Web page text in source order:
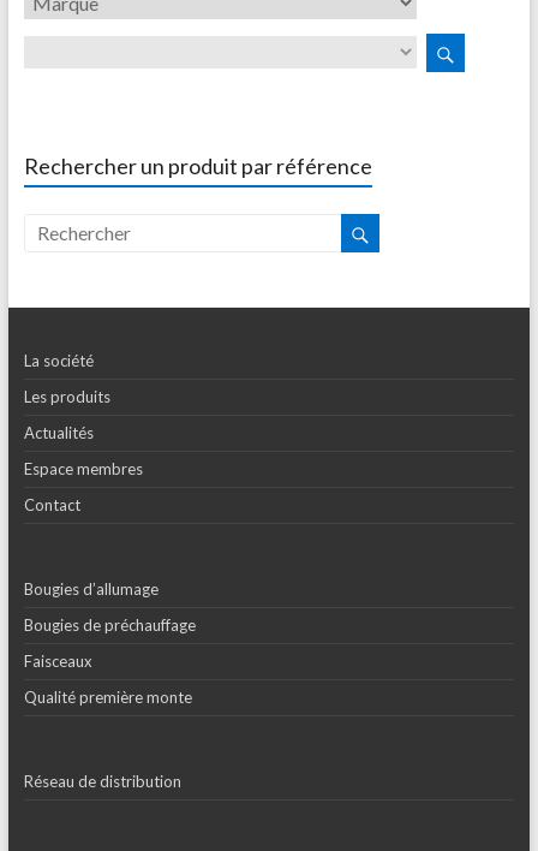
Rechercher un produit par référence
La société
Les produits
Actualités
Espace membres
Contact
Bougies d’allumage
Bougies de préchauffage
Faisceaux
Qualité première monte
Réseau de distribution